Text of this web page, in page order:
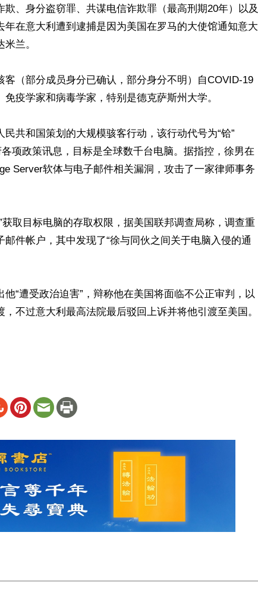
、身分盗窃罪、共谋电信诈欺罪（最高刑期20年）以及
在意大利遭到逮捕是因为美国在罗马的大使馆通知意大
兰。
（部分成员身分已确认，部分身分不明）自COVID-19
疫学家和病毒学家，特别是德克萨斯州大学。
共和国策划的大规模骇客行动，该行动代号为“铪”
各项政策讯息，目标是全球数千台电脑。据指控，徐男在
Server软体与电子邮件相关漏洞，攻击了一家律师事务
取目标电脑的存取权限，据美国联邦调查局称，调查重
件帐户，其中发现了“徐与同伙之间关于电脑入侵的通
“遭受政治迫害”，辩称他在美国将面临不公正审判，以
不过意大利最高法院最后驳回上诉并将他引渡至美国。